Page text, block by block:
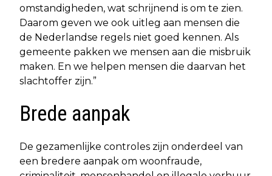
omstandigheden, wat schrijnend is om te zien.
Daarom geven we ook uitleg aan mensen die
de Nederlandse regels niet goed kennen. Als
gemeente pakken we mensen aan die misbruik
maken. En we helpen mensen die daarvan het
slachtoffer zijn.”
Brede aanpak
De gezamenlijke controles zijn onderdeel van
een bredere aanpak om woonfraude,